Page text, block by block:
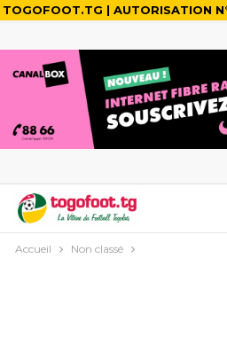
TOGOFOOT.TG | AUTORISATION
Accueil Non classé